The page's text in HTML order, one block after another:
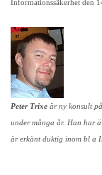
Informationssäkerhet den
Peter Trixe är ny konsult
under många år. Han har
är erkänt duktig inom bl a